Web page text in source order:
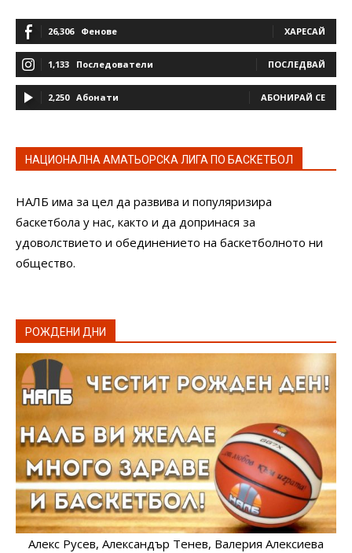
26,306 Фенове ХАРЕСАЙ
1,133 Последователи ПОСЛЕДВАЙ
2,250 Абонати АБОНИРАЙ СЕ
НАЦИОНАЛНА АМАТЬОРСКА ЛИГА ПО БАСКЕТБОЛ
НАЛБ има за цел да развива и популяризира
баскетбола у нас, както и да допринася за
удоволствието и обединението на баскетболното ни
общество.
РОЖДЕНИ ДНИ
Алекс Русев, Александър Тенев, Валерия Алексиева